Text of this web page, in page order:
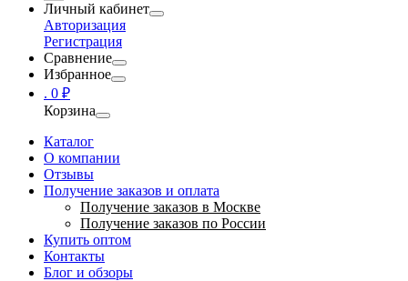
Личный кабинет
Авторизация
Регистрация
Сравнение
Избранное
. 0 ₽
Корзина
Каталог
О компании
Отзывы
Получение заказов и оплата
Получение заказов в Москве
Получение заказов по России
Купить оптом
Контакты
Блог и обзоры